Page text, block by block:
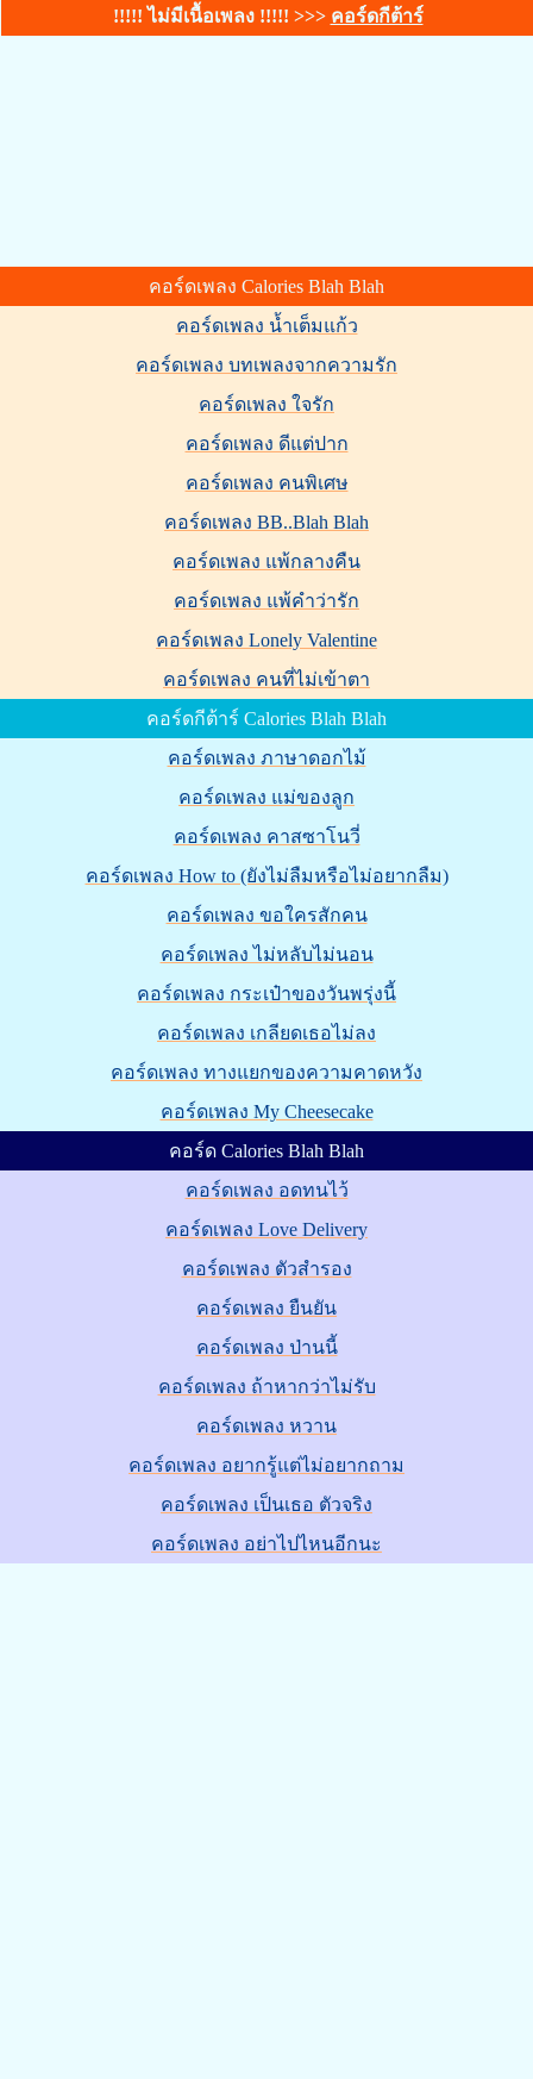
!!!!! ไม่มีเนื้อเพลง !!!!! >>> คอร์ดกีต้าร์
คอร์ดเพลง Calories Blah Blah
คอร์ดเพลง น้ำเต็มแก้ว
คอร์ดเพลง บทเพลงจากความรัก
คอร์ดเพลง ใจรัก
คอร์ดเพลง ดีแต่ปาก
คอร์ดเพลง คนพิเศษ
คอร์ดเพลง BB..Blah Blah
คอร์ดเพลง แพ้กลางคืน
คอร์ดเพลง แพ้คำว่ารัก
คอร์ดเพลง Lonely Valentine
คอร์ดเพลง คนที่ไม่เข้าตา
คอร์ดกีต้าร์ Calories Blah Blah
คอร์ดเพลง ภาษาดอกไม้
คอร์ดเพลง แม่ของลูก
คอร์ดเพลง คาสซาโนวี่
คอร์ดเพลง How to (ยังไม่ลืมหรือไม่อยากลืม)
คอร์ดเพลง ขอใครสักคน
คอร์ดเพลง ไม่หลับไม่นอน
คอร์ดเพลง กระเป๋าของวันพรุ่งนี้
คอร์ดเพลง เกลียดเธอไม่ลง
คอร์ดเพลง ทางแยกของความคาดหวัง
คอร์ดเพลง My Cheesecake
คอร์ด Calories Blah Blah
คอร์ดเพลง อดทนไว้
คอร์ดเพลง Love Delivery
คอร์ดเพลง ตัวสำรอง
คอร์ดเพลง ยืนยัน
คอร์ดเพลง ป่านนี้
คอร์ดเพลง ถ้าหากว่าไม่รับ
คอร์ดเพลง หวาน
คอร์ดเพลง อยากรู้แต่ไม่อยากถาม
คอร์ดเพลง เป็นเธอ ตัวจริง
คอร์ดเพลง อย่าไปไหนอีกนะ